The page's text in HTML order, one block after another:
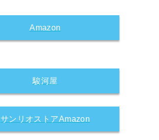
Amazon
駿河屋
サンリオストアAmazon